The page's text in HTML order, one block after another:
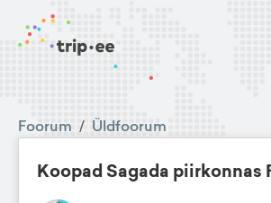
Foorum / Üldfoorum
Koopad Sagada